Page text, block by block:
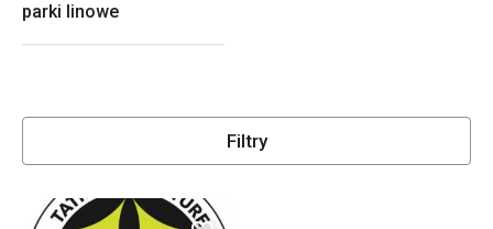
parki linowe
Filtry